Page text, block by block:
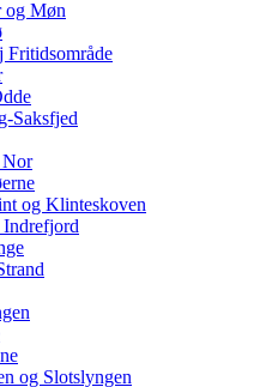
og Møn
Fritidsområde
Saksfjed
og Klinteskoven
og Slotslyngen